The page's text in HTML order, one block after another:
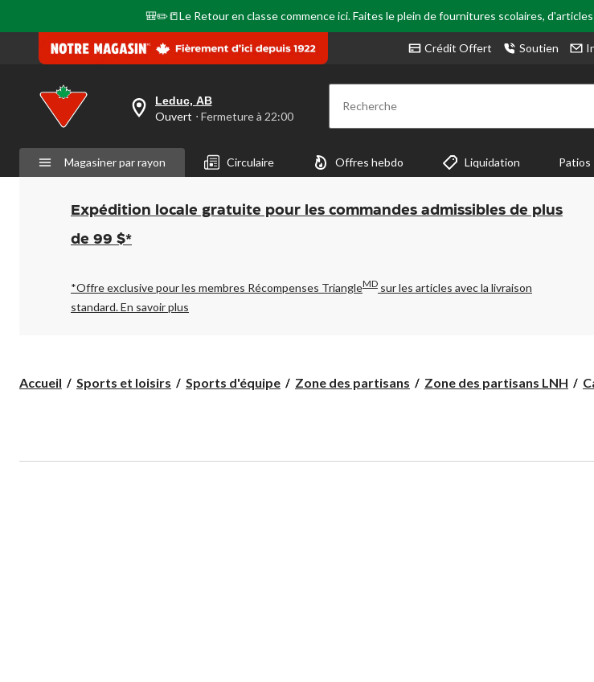
🎒✏️📒Le Retour en classe commence ici. Faites le plein de fournitures scolaires,
Crédit Offert Soutien
votre
est
Leduc,
AB,
Ouvert,
Fermeture
à
pour
changer
Leduc, AB
Ouvert ⋅ Fermeture à 22:00 Recherche
Magasiner par rayon Circulaire Offres hebdo Liquidation Patios
Expédition locale gratuite pour les commandes admissibles de plus
de 99 $*
*Offre exclusive pour les membres Récompenses TriangleMD sur les articles avec la livraison
standard.En savoir plus
Accueil Sports et loisirs Sports d'équipe Zone des partisans Zone des partisans LNH